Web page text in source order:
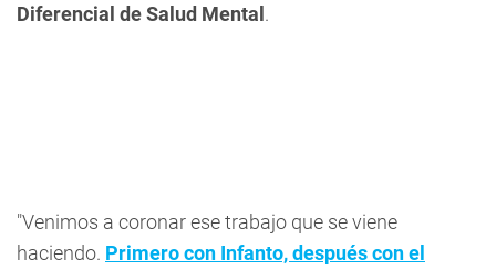
Diferencial de Salud Mental.
"Venimos a coronar ese trabajo que se viene
haciendo. Primero con Infanto, después con el